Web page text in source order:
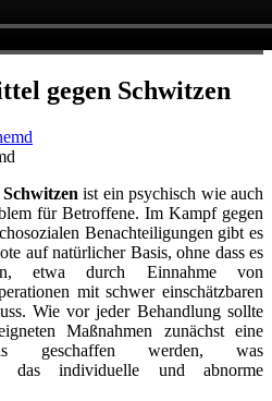
gegen Schwitzen
ist ein psychisch wie auch
für Betroffene. Im Kampf gegen
Benachteiligungen gibt es
auf natürlicher Basis, ohne dass es
etwa durch Einnahme von
mit schwer einschätzbaren
Wie vor jeder Behandlung sollte
Maßnahmen zunächst eine
geschaffen werden, was
das individuelle und abnorme